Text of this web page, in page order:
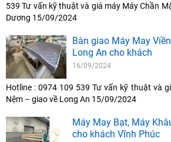
539 Tư vấn kỹ thuật và giá máy Máy Chần
Dương 15/09/2024
Bàn giao Máy May
Long An cho khách
16/09/2024
Hotline : 0974 109 539 Tư vấn kỹ thuật và
Nệm – giao về Long An 15/09/2024
Máy May Bạt, Máy
cho khách Vĩnh Phúc